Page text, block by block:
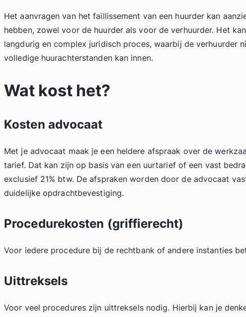
Het aanvragen van het faillissement van een huurder kan
hebben, zowel voor de huurder als voor de verhuurder. Het
langdurig en complex juridisch proces, waarbij de verhuurder
volledige huurachterstanden kan innen.
Wat kost het?
Kosten advocaat
Met je advocaat maak je een heldere afspraak over de
tarief. Dat kan zijn op basis van een uurtarief of een vast
exclusief 21% btw. De afspraken worden door de advocaat
duidelijke opdrachtbevestiging.
Procedurekosten (griffierecht)
Voor iedere procedure bij de rechtbank of andere instanties
Uittreksels
Voor veel procedures zijn uittreksels nodig. Hierbij kan je